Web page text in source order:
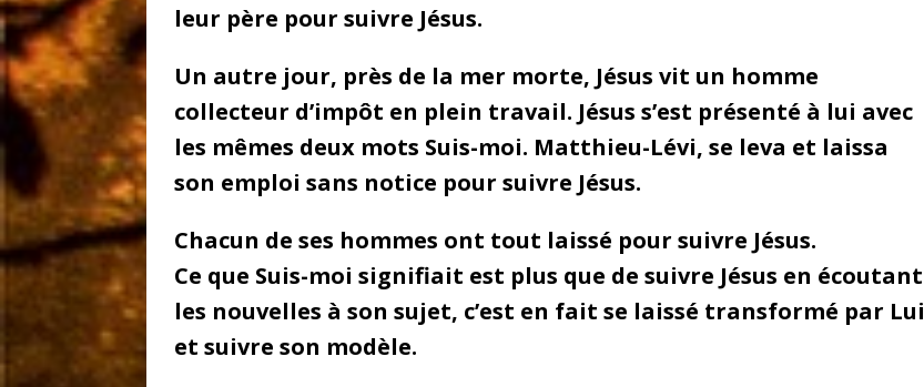
leur père pour suivre Jésus.
Un autre jour, près de la mer morte, Jésus vit un homme
collecteur d’impôt en plein travail. Jésus s’est présenté à lui avec
les mêmes deux mots Suis-moi. Matthieu-Lévi, se leva et laissa
son emploi sans notice pour suivre Jésus.
Chacun de ses hommes ont tout laissé pour suivre Jésus.
Ce que Suis-moi signifiait est plus que de suivre Jésus en écoutant
les nouvelles à son sujet, c’est en fait se laissé transformé par Lui
et suivre son modèle.